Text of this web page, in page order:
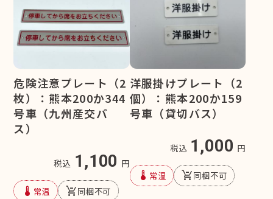
危険注意プレート（2
枚）：熊本200か344
号車（九州産交バ
ス）
税込 1,100 円
device_thermostat 常温 remove_shopping_cart同梱不可
洋服掛けプレート（2
個）：熊本200か159
号車（貸切バス）
税込 1,000 円
device_thermostat 常温 remove_shopping_cart同梱不可